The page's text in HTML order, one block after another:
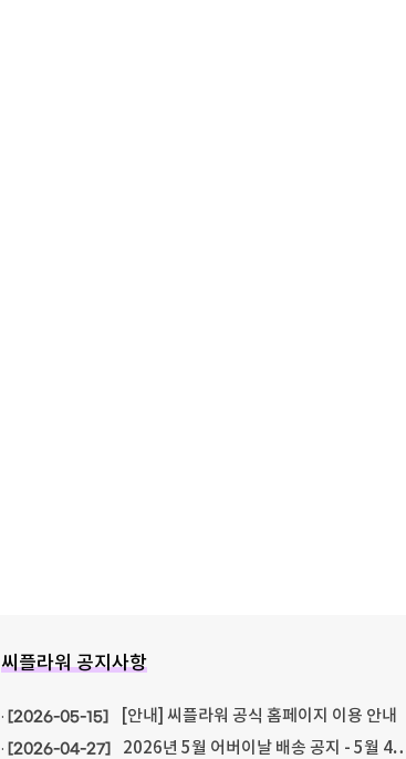
씨플라워 공지사항
· [2026-05-15] [안내] 씨플라워 공식 홈페이지 이용 안내
· [2026-04-27] 2026년 5월 어버이날 배송 공지 - 5월